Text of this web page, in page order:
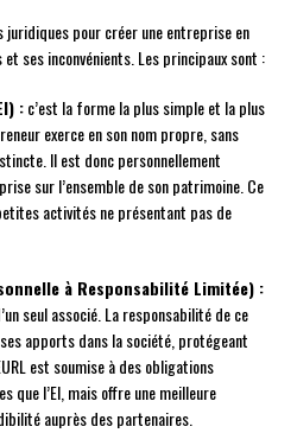
pour créer une entreprise en
et ses inconvénients. Les principaux sont :
:c’est la forme la plus simple et la plus
exerce en son nom propre, sans
Il est donc personnellement
sur l’ensemble de son patrimoine. Ce
activités ne présentant pas de
à Responsabilité Limitée) :
seul associé. La responsabilité de ce
apports dans la société, protégeant
est soumise à des obligations
l’EI, mais offre une meilleure
auprès des partenaires.